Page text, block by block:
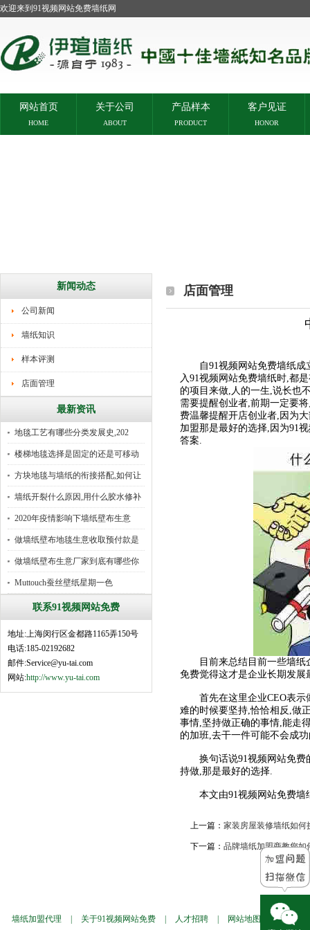
欢迎来到91视频网站免费墙纸网
网站首页
HOME
关于公司
ABOUT
产品样本
PRODUCT
客户见证
HONOR
新闻动态
公司新闻
墙纸知识
样本评测
店面管理
最新资讯
地毯工艺有哪些分类发展史,202
楼梯地毯选择是固定的还是可移动
好
方块地毯与墙纸的衔接搭配,如何让
墙纸开裂什么原因,用什么胶水修补
2020年疫情影响下墙纸壁布生意
做墙纸壁布地毯生意收取预付款是
行
做墙纸壁布生意厂家到底有哪些你
所
Muttouch蚕丝壁纸星期一色
联系91视频网站免费
地址:上海闵行区金都路1165弄150号
电话:185-02192682
邮件:Service@yu-tai.com
网站:http://www.yu-tai.com
店面管理
自91视频网站免费墙纸成
入91视频网站免费墙纸时,都
的项目来做,人的一生,说长也
需要提醒创业者,前期一定要
费温馨提醒开店创业者,因为
加盟那是最好的选择,因为91
答案.
目前来总结目前一些墙纸企
免费觉得这才是企业长期发
首先在这里企业CEO表示做
难的时候要坚持,恰恰相反,做
事情,坚持做正确的事情,能走
的加班,去干一件可能不会成
换句话说91视频网站免费的
持做,那是最好的选择.
本文由91视频网站免费墙
上一篇： 家装房屋装修墙纸如何
下一篇： 品牌墙纸加盟商教您如
墙纸加盟代理 关于91视频网站免费 人才招聘 网站地图 | 墙纸样